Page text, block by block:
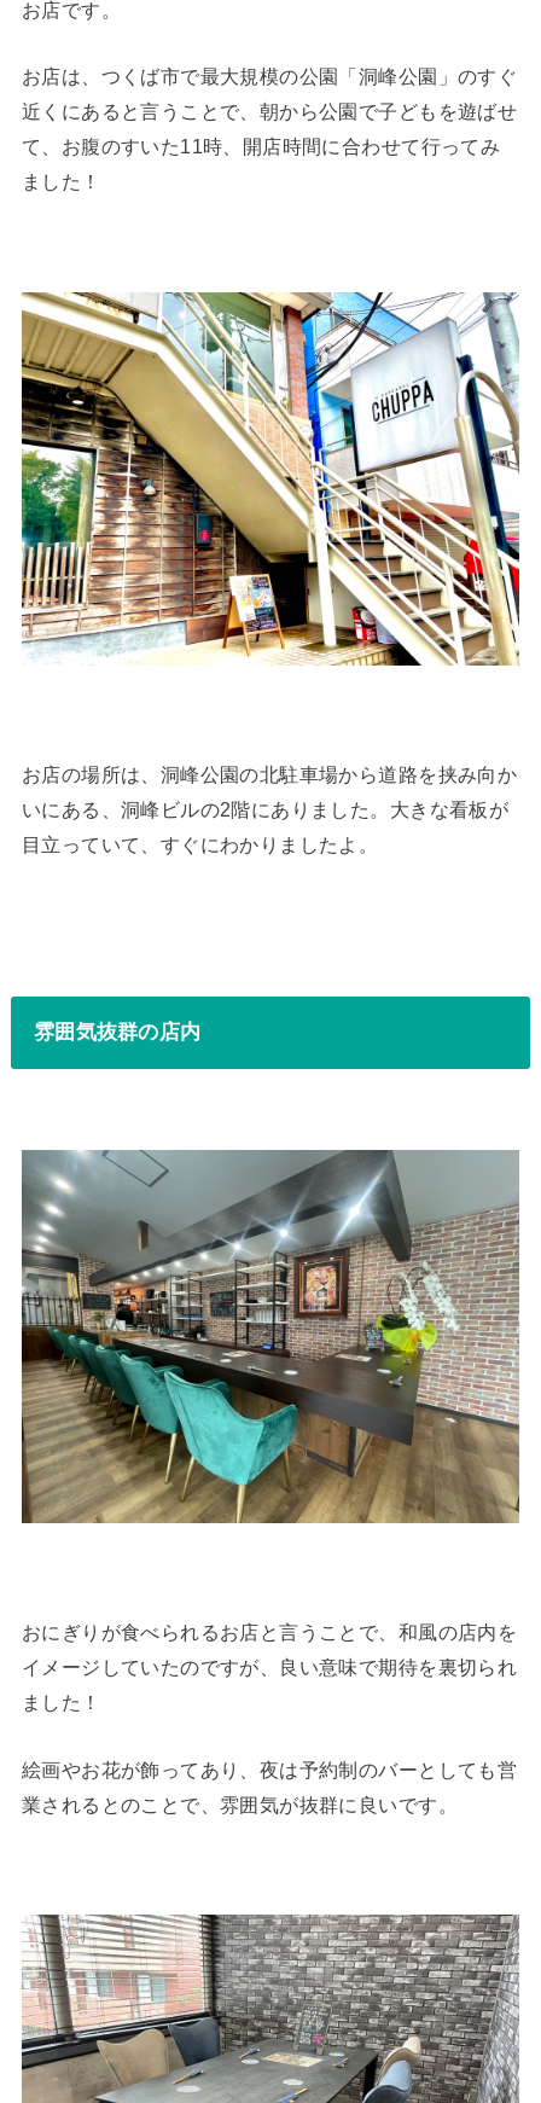
お店です。
お店は、つくば市で最大規模の公園「洞峰公園」のすぐ
近くにあると言うことで、朝から公園で子どもを遊ばせ
て、お腹のすいた11時、開店時間に合わせて行ってみ
ました！
お店の場所は、洞峰公園の北駐車場から道路を挟み向か
いにある、洞峰ビルの2階にありました。大きな看板が
目立っていて、すぐにわかりましたよ。
雰囲気抜群の店内
おにぎりが食べられるお店と言うことで、和風の店内を
イメージしていたのですが、良い意味で期待を裏切られ
ました！
絵画やお花が飾ってあり、夜は予約制のバーとしても営
業されるとのことで、雰囲気が抜群に良いです。